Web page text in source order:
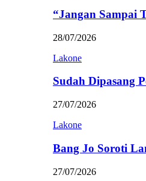
“Jangan Sampai
28/07/2026
Lakone
Sudah Dipasang
27/07/2026
Lakone
Bang Jo Soroti
27/07/2026